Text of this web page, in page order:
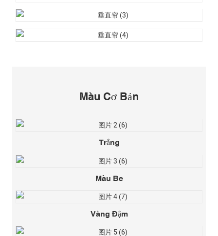
Màu Cơ Bản
Trắng
Màu Be
Vàng Đậm